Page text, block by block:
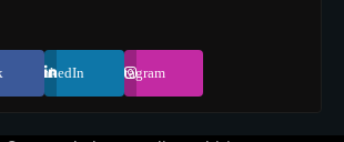
LinkedIn Instagram